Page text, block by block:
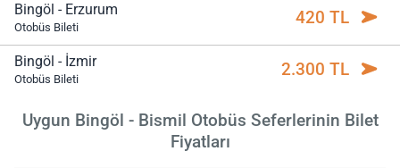
Bingöl - Erzurum
Otobüs Bileti 420 TL
Bingöl - İzmir
Otobüs Bileti 2.300 TL
Uygun Bingöl - Bismil Otobüs Seferlerinin Bilet
Fiyatları